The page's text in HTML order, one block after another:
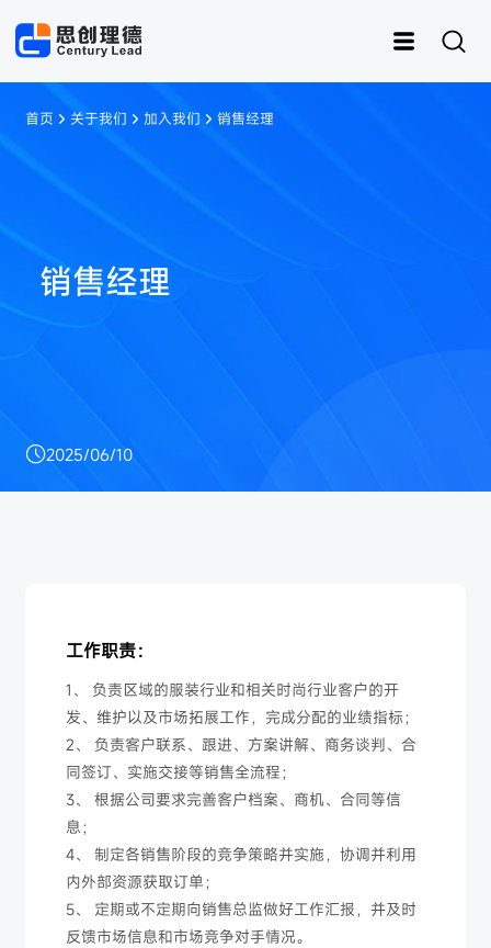
运动
思创RFID
首页 关于我们 加入我们 销售经理
销售经理
2025/06/10
工作职责：
1、 负责区域的服装行业和相关时尚行业客户的开
发、维护以及市场拓展工作，完成分配的业绩指标；
2、 负责客户联系、跟进、方案讲解、商务谈判、合
同签订、实施交接等销售全流程；
3、 根据公司要求完善客户档案、商机、合同等信
息；
4、 制定各销售阶段的竞争策略并实施，协调并利用
内外部资源获取订单；
5、 定期或不定期向销售总监做好工作汇报，并及时
反馈市场信息和市场竞争对手情况。